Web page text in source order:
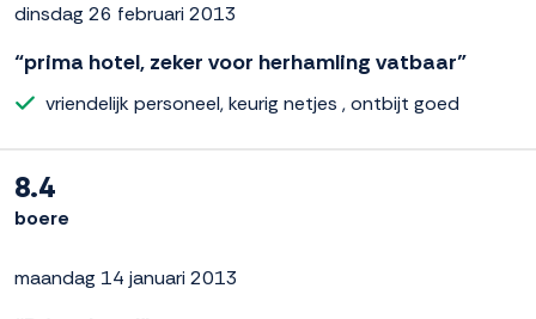
dinsdag 26 februari 2013
“prima hotel, zeker voor herhamling vatbaar”
vriendelijk personeel, keurig netjes , ontbijt goed
8.4
boere
maandag 14 januari 2013